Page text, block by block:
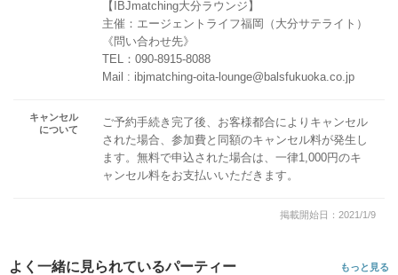
【IBJmatching大分ラウンジ】
主催：エージェントライフ福岡（大分サテライト）
《問い合わせ先》
TEL：090-8915-8088
Mail : ibjmatching-oita-lounge@balsfukuoka.co.jp
キャンセル
について
ご予約手続き完了後、お客様都合によりキャンセル
された場合、参加費と同額のキャンセル料が発生し
ます。無料で申込された場合は、一律1,000円のキ
ャンセル料をお支払いいただきます。
掲載開始日：2021/1/9
よく一緒に見られているパーティー もっと見る